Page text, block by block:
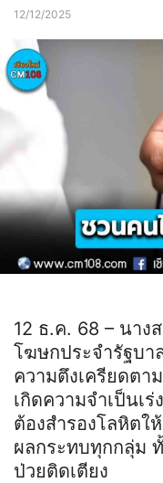
12/12/2025
12 ธ.ค. 68 – นาง
โฆษกประจำรัฐบา
ความตึงเครียดต
เกิดความจำเป็นเ
ต้องสำรองโลหิตใ
ผลกระทบทุกกลุ่ม
ป่วยติดเตียง